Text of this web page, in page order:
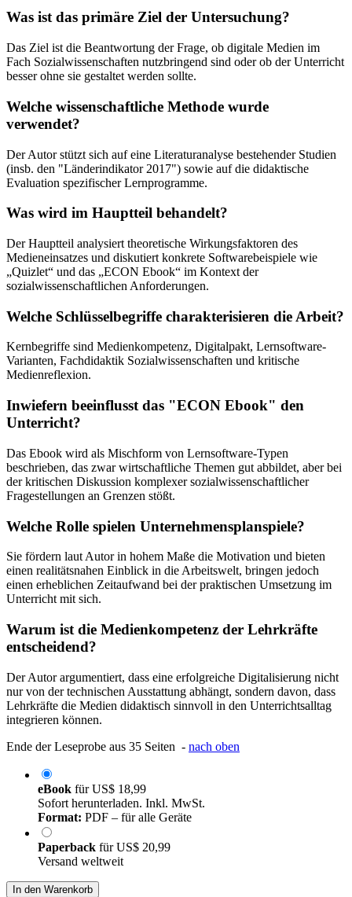
Was ist das primäre Ziel der Untersuchung?
Das Ziel ist die Beantwortung der Frage, ob digitale Medien im
Fach Sozialwissenschaften nutzbringend sind oder ob der Unterricht
besser ohne sie gestaltet werden sollte.
Welche wissenschaftliche Methode wurde
verwendet?
Der Autor stützt sich auf eine Literaturanalyse bestehender Studien
(insb. den "Länderindikator 2017") sowie auf die didaktische
Evaluation spezifischer Lernprogramme.
Was wird im Hauptteil behandelt?
Der Hauptteil analysiert theoretische Wirkungsfaktoren des
Medieneinsatzes und diskutiert konkrete Softwarebeispiele wie
„Quizlet“ und das „ECON Ebook“ im Kontext der
sozialwissenschaftlichen Anforderungen.
Welche Schlüsselbegriffe charakterisieren die Arbeit?
Kernbegriffe sind Medienkompetenz, Digitalpakt, Lernsoftware-
Varianten, Fachdidaktik Sozialwissenschaften und kritische
Medienreflexion.
Inwiefern beeinflusst das "ECON Ebook" den
Unterricht?
Das Ebook wird als Mischform von Lernsoftware-Typen
beschrieben, das zwar wirtschaftliche Themen gut abbildet, aber bei
der kritischen Diskussion komplexer sozialwissenschaftlicher
Fragestellungen an Grenzen stößt.
Welche Rolle spielen Unternehmensplanspiele?
Sie fördern laut Autor in hohem Maße die Motivation und bieten
einen realitätsnahen Einblick in die Arbeitswelt, bringen jedoch
einen erheblichen Zeitaufwand bei der praktischen Umsetzung im
Unterricht mit sich.
Warum ist die Medienkompetenz der Lehrkräfte
entscheidend?
Der Autor argumentiert, dass eine erfolgreiche Digitalisierung nicht
nur von der technischen Ausstattung abhängt, sondern davon, dass
Lehrkräfte die Medien didaktisch sinnvoll in den Unterrichtsalltag
integrieren können.
Ende der Leseprobe aus 35 Seiten - nach oben
eBook fürUS$ 18,99
Sofort herunterladen. Inkl. MwSt.
Format: PDF – für alle Geräte
Paperback fürUS$ 20,99
Versand weltweit
In den Warenkorb